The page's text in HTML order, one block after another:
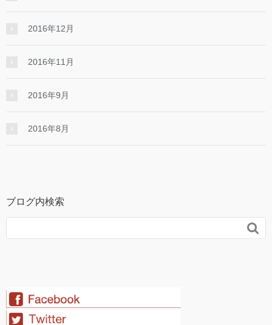
2016年12月
2016年11月
2016年9月
2016年8月
ブログ内検索
